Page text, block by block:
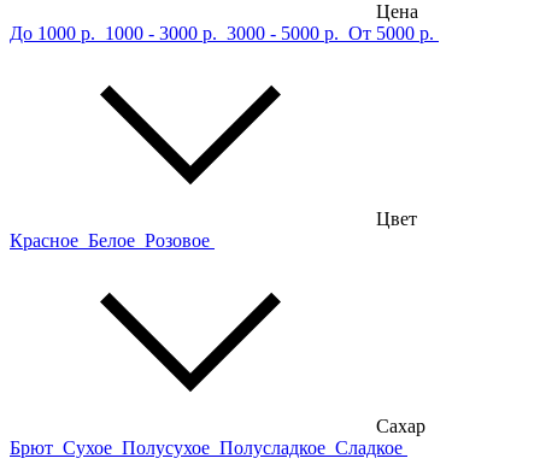
Цена
До 1000 р. 1000 - 3000 р. 3000 - 5000 р. От 5000 р.
Цвет
Красное Белое Розовое
Сахар
Брют Сухое Полусухое Полусладкое Сладкое